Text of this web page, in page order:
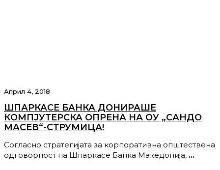
Април 4, 2018
ШПАРКАСЕ БАНКА ДОНИРАШЕ
КОМПЈУТЕРСКА ОПРЕНА НА ОУ „САНДО
МАСЕВ“-СТРУМИЦА!
Согласно стратегијата за корпоративна општествена
одговорност на Шпаркасе Банка Македонија, …